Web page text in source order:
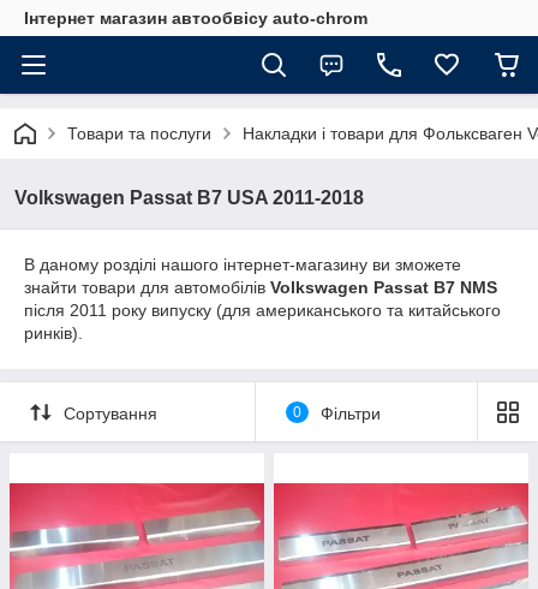
Інтернет магазин автообвісу auto-chrom
Товари та послуги Накладки і товари для Фольксваген
Volkswagen Passat B7 USA 2011-2018
В даному розділі нашого інтернет-магазину ви зможете
знайти товари для автомобілів Volkswagen Passat B7 NMS
після 2011 року випуску (для американського та китайського
ринків).
Сортування 0 Фільтри